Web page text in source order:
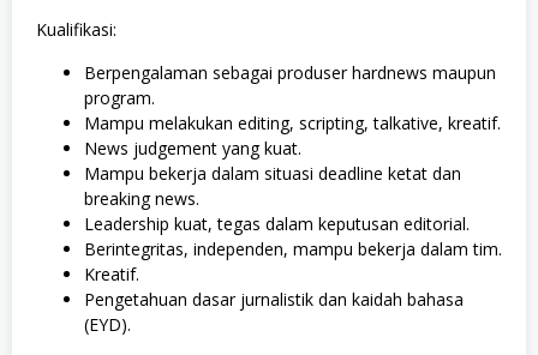
Kualifikasi:
Berpengalaman sebagai produser hardnews maupun
program.
Mampu melakukan editing, scripting, talkative, kreatif.
News judgement yang kuat.
Mampu bekerja dalam situasi deadline ketat dan
breaking news.
Leadership kuat, tegas dalam keputusan editorial.
Berintegritas, independen, mampu bekerja dalam tim.
Kreatif.
Pengetahuan dasar jurnalistik dan kaidah bahasa
(EYD).